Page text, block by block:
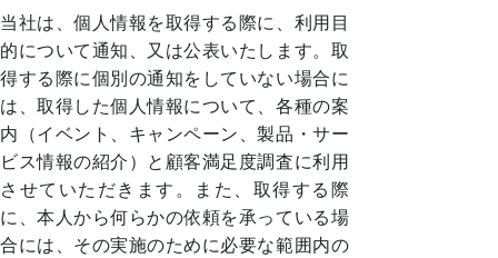
当社は、個人情報を取得する際に、利用目
的について通知、又は公表いたします。取
得する際に個別の通知をしていない場合に
は、取得した個人情報について、各種の案
内（イベント、キャンペーン、製品・サー
ビス情報の紹介）と顧客満足度調査に利用
させていただきます。また、取得する際
に、本人から何らかの依頼を承っている場
合には、その実施のために必要な範囲内の